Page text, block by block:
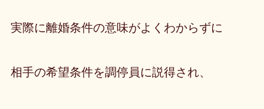
実際に離婚条件の意味がよくわからずに
相手の希望条件を調停員に説得され、